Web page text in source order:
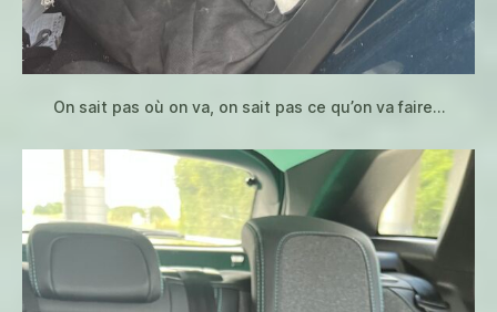
On sait pas où on va, on sait pas ce qu’on va faire…